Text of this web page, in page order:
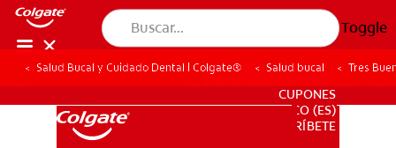
Toggle
PARA PROFESIONALES
CUPONES
CO (ES)
SUSCRÍBETE
Salud Bucal y Cuidado Dental | Colgate® Salud bucal Tres